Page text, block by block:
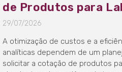
de Produtos para
29/07/2026
A otimização de custos e a
analíticas dependem de um
solicitar a cotação de produtos